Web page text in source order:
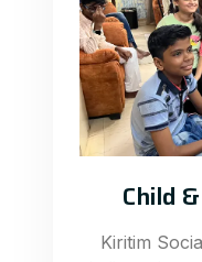
Child
Kiritim